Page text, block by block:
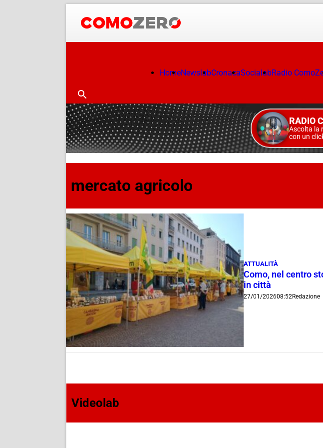
HomeNewslabCronacaSocialabRadio
RADIO
Ascolta la
con un
mercato agricolo
ATTUALITÀ
Como, nel centro
in città
27/01/202608:52Redazione
Videolab